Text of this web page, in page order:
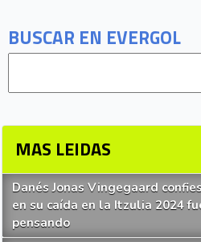
BUSCAR EN EVERGOL
MAS LEIDAS
Danés Jonas Vingegaard
en su caída en la Itzulia 2024
pensando